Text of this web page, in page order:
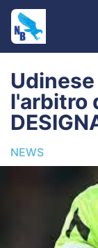
Home
News
Pagelle
Settore
l'arbitro
NEWS